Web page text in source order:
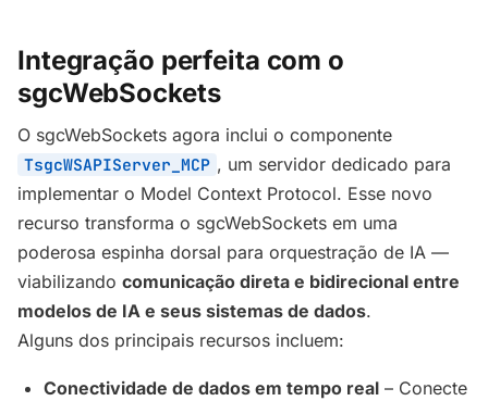
Integração perfeita com o
sgcWebSockets
O sgcWebSockets agora inclui o componente
TsgcWSAPIServer_MCP , um servidor dedicado para
implementar o Model Context Protocol. Esse novo
recurso transforma o sgcWebSockets em uma
poderosa espinha dorsal para orquestração de IA —
viabilizando comunicação direta e bidirecional entre
modelos de IA e seus sistemas de dados.
Alguns dos principais recursos incluem:
Conectividade de dados em tempo real – Conecte